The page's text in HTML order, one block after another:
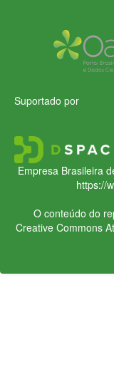
Suportado por
Empresa Brasileira
https://
O conteúdo do
Creative Commons